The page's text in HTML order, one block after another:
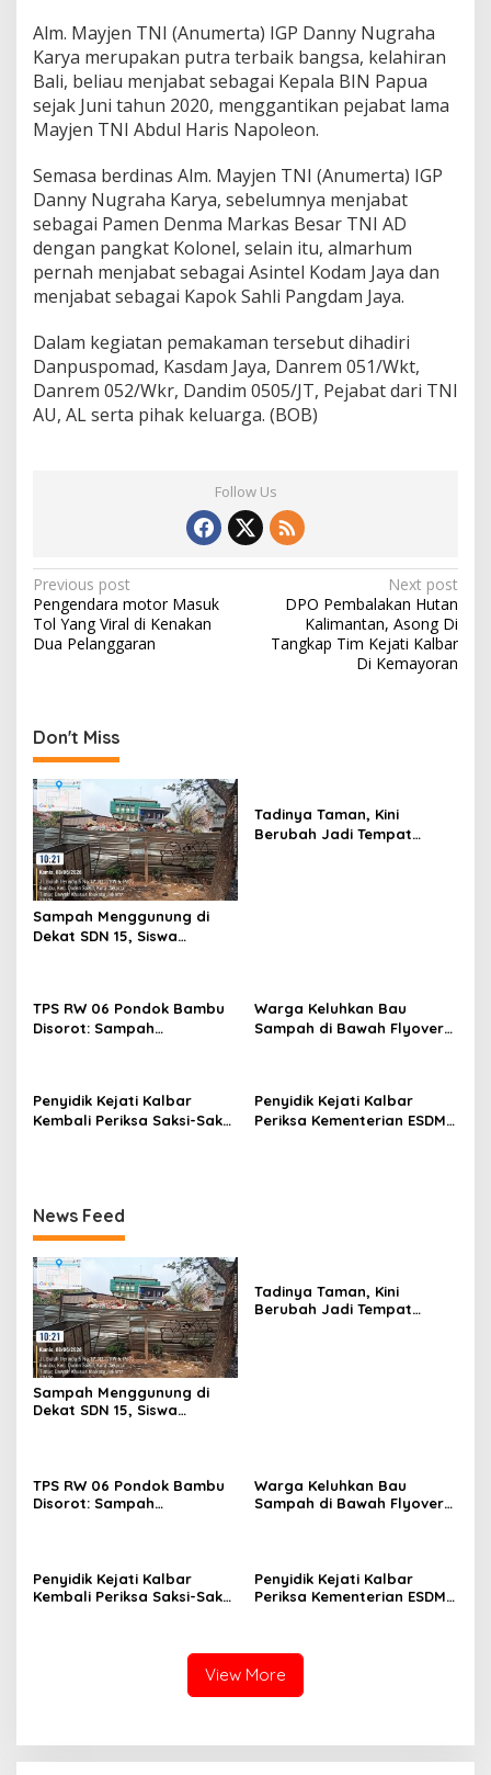
Alm. Mayjen TNI (Anumerta) IGP Danny Nugraha
Karya merupakan putra terbaik bangsa, kelahiran
Bali, beliau menjabat sebagai Kepala BIN Papua
sejak Juni tahun 2020, menggantikan pejabat lama
Mayjen TNI Abdul Haris Napoleon.
Semasa berdinas Alm. Mayjen TNI (Anumerta) IGP
Danny Nugraha Karya, sebelumnya menjabat
sebagai Pamen Denma Markas Besar TNI AD
dengan pangkat Kolonel, selain itu, almarhum
pernah menjabat sebagai Asintel Kodam Jaya dan
menjabat sebagai Kapok Sahli Pangdam Jaya.
Dalam kegiatan pemakaman tersebut dihadiri
Danpuspomad, Kasdam Jaya, Danrem 051/Wkt,
Danrem 052/Wkr, Dandim 0505/JT, Pejabat dari TNI
AU, AL serta pihak keluarga. (BOB)
Follow Us
Post
navigation
Previous post
Pengendara motor Masuk
Tol Yang Viral di Kenakan
Dua Pelanggaran
Next post
DPO Pembalakan Hutan
Kalimantan, Asong Di
Tangkap Tim Kejati Kalbar
Di Kemayoran
Don't Miss
Sampah Menggunung di
Dekat SDN 15, Siswa
Tadinya Taman, Kini
Berubah Jadi Tempat
TPS RW 06 Pondok Bambu
Disorot: Sampah
Warga Keluhkan Bau
Sampah di Bawah Flyover
Penyidik Kejati Kalbar
Kembali Periksa Saksi-Saksi
Penyidik Kejati Kalbar
Periksa Kementerian ESDM
News Feed
Sampah Menggunung di
Dekat SDN 15, Siswa
Tadinya Taman, Kini
Berubah Jadi Tempat
TPS RW 06 Pondok Bambu
Disorot: Sampah
Warga Keluhkan Bau
Sampah di Bawah Flyover
Penyidik Kejati Kalbar
Kembali Periksa Saksi-Saksi
Penyidik Kejati Kalbar
Periksa Kementerian ESDM
Bauksit Kalbar
View More